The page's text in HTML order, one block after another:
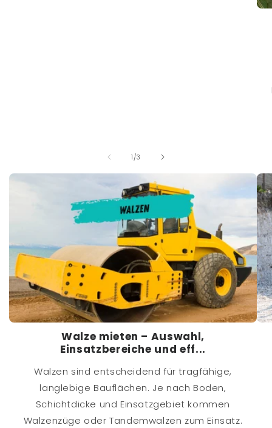
1 /von
3
Walze mieten – Auswahl,
Einsatzbereiche und eff...
Walzen sind entscheidend für tragfähige,
langlebige Bauflächen. Je nach Boden,
Schichtdicke und Einsatzgebiet kommen
Walzenzüge oder Tandemwalzen zum Einsatz.